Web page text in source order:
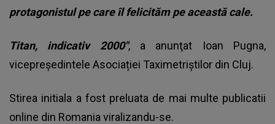
protagonistul pe care îl felicităm pe această cale.
Titan, indicativ 2000", a anunţat Ioan Pugna,
vicepreședintele Asociației Taximetriștilor din Cluj.
Stirea initiala a fost preluata de mai multe publicatii
online din Romania viralizandu-se.